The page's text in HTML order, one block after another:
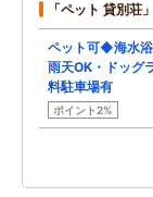
「ペット 貸別荘
ペット可◆海水
雨天OK・ドッグ
料駐車場有
ポイント2%